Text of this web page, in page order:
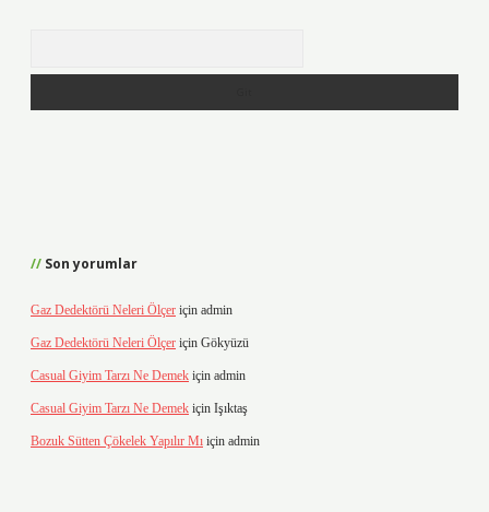
Son yorumlar
Gaz Dedektörü Neleri Ölçer için admin
Gaz Dedektörü Neleri Ölçer için Gökyüzü
Casual Giyim Tarzı Ne Demek için admin
Casual Giyim Tarzı Ne Demek için Işıktaş
Bozuk Sütten Çökelek Yapılır Mı için admin